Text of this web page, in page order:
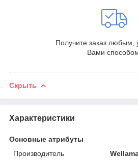
Получите заказ любым,
Вами
Скрыть
Характеристики
Основные атрибуты
Производитель